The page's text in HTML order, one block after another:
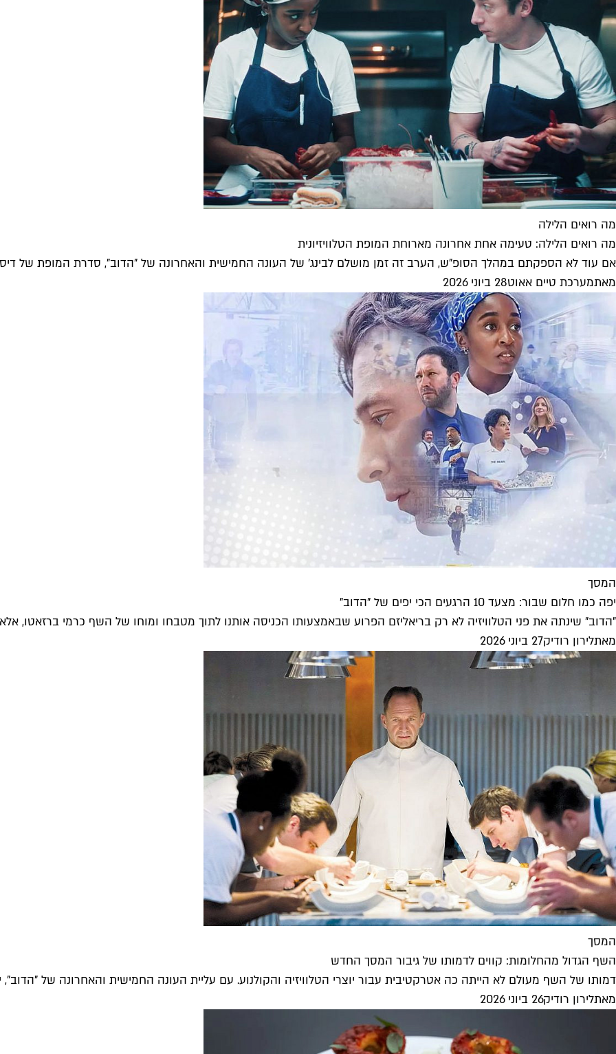
מה רואים הלילה
מה רואים הלילה: טעימה אחת אחרונה מארוחת המופת הטלוויזיונית
אם עוד לא הספקתם במהלך הסופ"ש, הערב זה זמן מושלם לבינג' של העונה החמישית והאחרונה של "הדוב", סדרת המופת של
מאתמערכת טיים אאוט28 ביוני 2026
המסך
יפה כמו חלום שבור: מצעד 10 הרגעים הכי יפים של "הדוב"
"הדוב" שינתה את פני הטלוויזיה לא רק בריאליזם הפרוע שבאמצעותו הכניסה אותנו לתוך מטבחו ומוחו של השף כרמי ברזאטו,
מאתלירון רודיק27 ביוני 2026
המסך
השף הגדול מהחלומות: קווים לדמותו של גיבור המסך החדש
דמותו של השף מעולם לא הייתה כה אטרקטיבית עבור יוצרי הטלוויזיה והקולנוע. עם עליית העונה החמישית והאחרונה של "הדוב",
מאתלירון רודיק26 ביוני 2026